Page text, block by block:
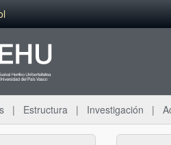
Estructura Investigación